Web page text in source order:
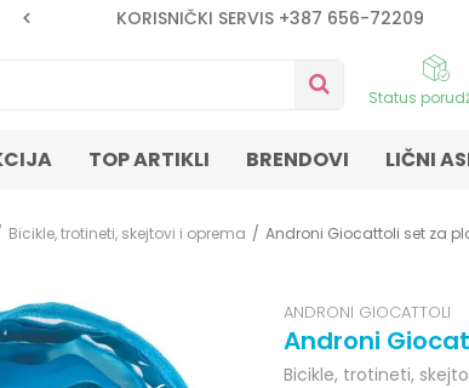
KORISNIČKI SERVIS +387 656-72209
Status
TOP ARTIKLI BRENDOVI LIČNI
Bicikle, trotineti, skejtovi i oprema Androni Giocattoli set za
ANDRONI GIOCATTOLI
Androni
Bicikle, trotineti,